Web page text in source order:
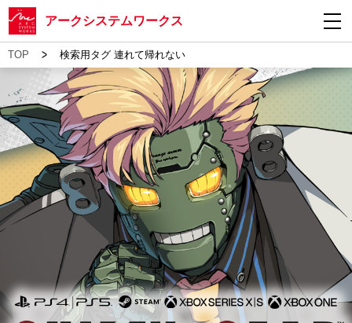
アークシステムワークス
TOP > 検索用タグ 連れて帰れない